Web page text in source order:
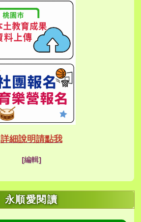
link to https://
link to https://
link to https://
link to https://
link to https://
link to https://
link to https://
link to https://
link to https://
link to https://
link to https://
link to https://
link to https://
link to https://
link to https://
link to https://
link to https://
link to https://
link to https://
link to https://
link to https://
link to https://
link to https://
link to https://
link to https://
link to https://
link to https://
link to https://
link to https://
link to https://
link to https://
link to https://
link to https://
link to https://
link to https://
link to https://
link to https://
link to https://
link to https://
link to https://
link to https://
link to https://
link to https://
link to https://
link to https://
link to https://
link to https://
link to https://
link to https://
link to https://
link to https://
link to https://
link to https://
link to https://
link to https://
link to https://
link to https://
link to https://
link to https://
ink to https://forms.gle/
詳細說明請點我
link to https://
[編輯]
永順愛閱讀